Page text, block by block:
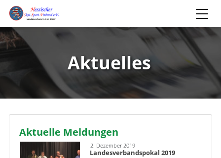
Aktuelles
Aktuelle Meldungen
2. Dezember 2019
Landesverbandspokal 2019